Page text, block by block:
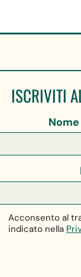
ISCRIVITI
Acconsento al
indicato nella